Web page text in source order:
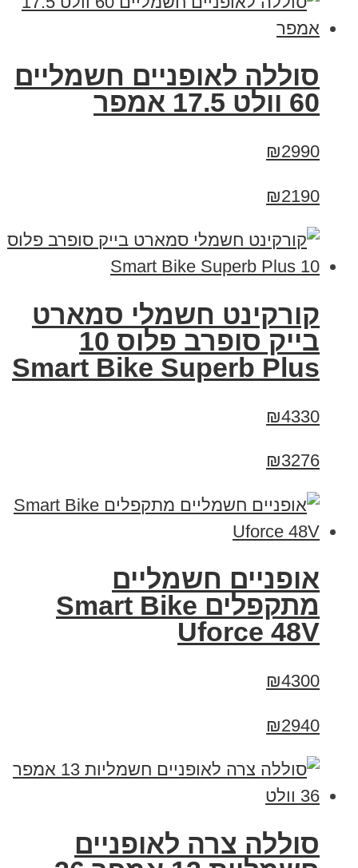
סוללה לאופניים חשמליים
60 וולט 17.5 אמפר
₪2990
₪2190
קורקינט חשמלי סמארט
בייק סופרב פלוס 10
Smart Bike Superb Plus
₪4330
₪3276
אופניים חשמליים
מתקפלים Smart Bike
Uforce 48V
₪4300
₪2940
סוללה צרה לאופניים